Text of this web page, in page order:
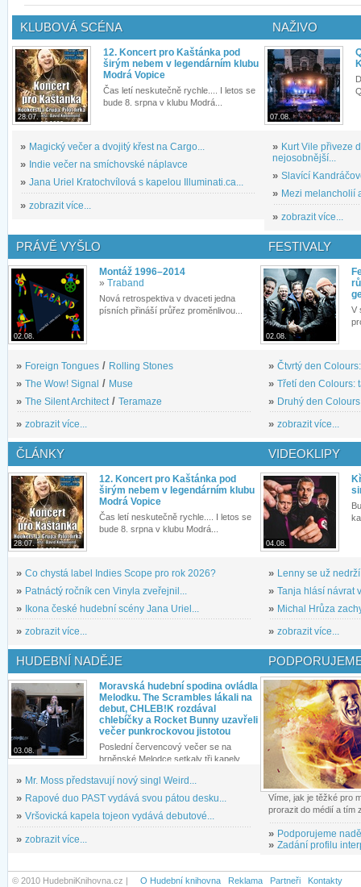
KLUBOVÁ SCÉNA
28.07.
12. Koncert pro Kaštánka pod
širým nebem v legendárním klubu
Modrá Vopice
Čas letí neskutečně rychle.... I letos se
bude 8. srpna v klubu Modrá...
» Magický večer a dvojitý křest na Cargo...
» Indie večer na smíchovské náplavce
» Jana Uriel Kratochvílová s kapelou Illuminati.ca...
» zobrazit více...
NAŽIVO
07.08.
» Kurt Vile přiveze
nejosobnější...
» Slavící
» Mezi melancholií
» zobrazit více...
PRÁVĚ VYŠLO
02.08.
Montáž 1996–2014
» Traband
Nová retrospektiva v dvaceti jedna
písních přináší průřez proměnlivou...
» Foreign Tongues / Rolling Stones
» The Wow! Signal / Muse
» The Silent Architect / Teramaze
» zobrazit více...
FESTIVALY
02.08.
V
» Čtvrtý den
» Třetí den Colours:
» Druhý den
» zobrazit více...
ČLÁNKY
28.07.
12. Koncert pro Kaštánka pod
širým nebem v legendárním klubu
Modrá Vopice
Čas letí neskutečně rychle.... I letos se
bude 8. srpna v klubu Modrá...
» Co chystá label Indies Scope pro rok 2026?
» Patnáctý ročník cen Vinyla zveřejnil...
»
Ikona české hudební scény Jana Uriel...
» zobrazit více...
VIDEOKLIPY
04.08.
» Lenny se už
» Tanja hlásí návrat
» Michal Hrůza
» zobrazit více...
HUDEBNÍ NADĚJE
03.08.
Moravská hudební spodina ovládla
Melodku. The Scrambles lákali na
debut, CHLEB!K rozdával
chlebíčky a Rocket Bunny uzavřeli
večer punkrockovou jistotou
Poslední červencový večer se na
brněnské Melodce setkaly tři kapely...
» Mr. Moss představují nový singl Weird...
» Rapové duo PAST vydává svou pátou desku...
» Vršovická kapela tojeon vydává debutové...
» zobrazit více...
Víme, jak je těžké pro
prorazit do médií a tím
» Podporujeme
» Zadání profilu
© 2010 HudebniKnihovna.cz | O Hudební knihovna Reklama Partneři Kontakty